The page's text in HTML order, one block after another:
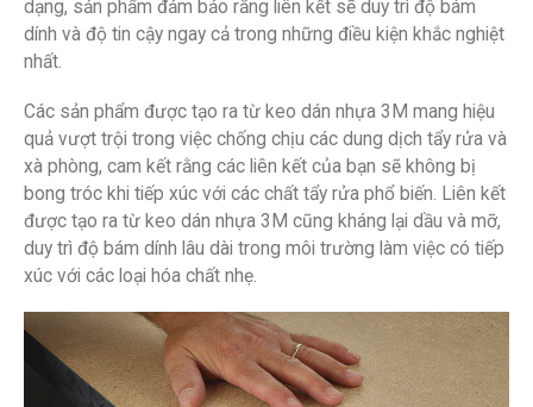
dạng, sản phẩm đảm bảo rằng liên kết sẽ duy trì độ bám
dính và độ tin cậy ngay cả trong những điều kiện khắc nghiệt
nhất.
Các sản phẩm được tạo ra từ keo dán nhựa 3M mang hiệu
quả vượt trội trong việc chống chịu các dung dịch tẩy rửa và
xà phòng, cam kết rằng các liên kết của bạn sẽ không bị
bong tróc khi tiếp xúc với các chất tẩy rửa phổ biến. Liên kết
được tạo ra từ keo dán nhựa 3M cũng kháng lại dầu và mỡ,
duy trì độ bám dính lâu dài trong môi trường làm việc có tiếp
xúc với các loại hóa chất nhẹ.